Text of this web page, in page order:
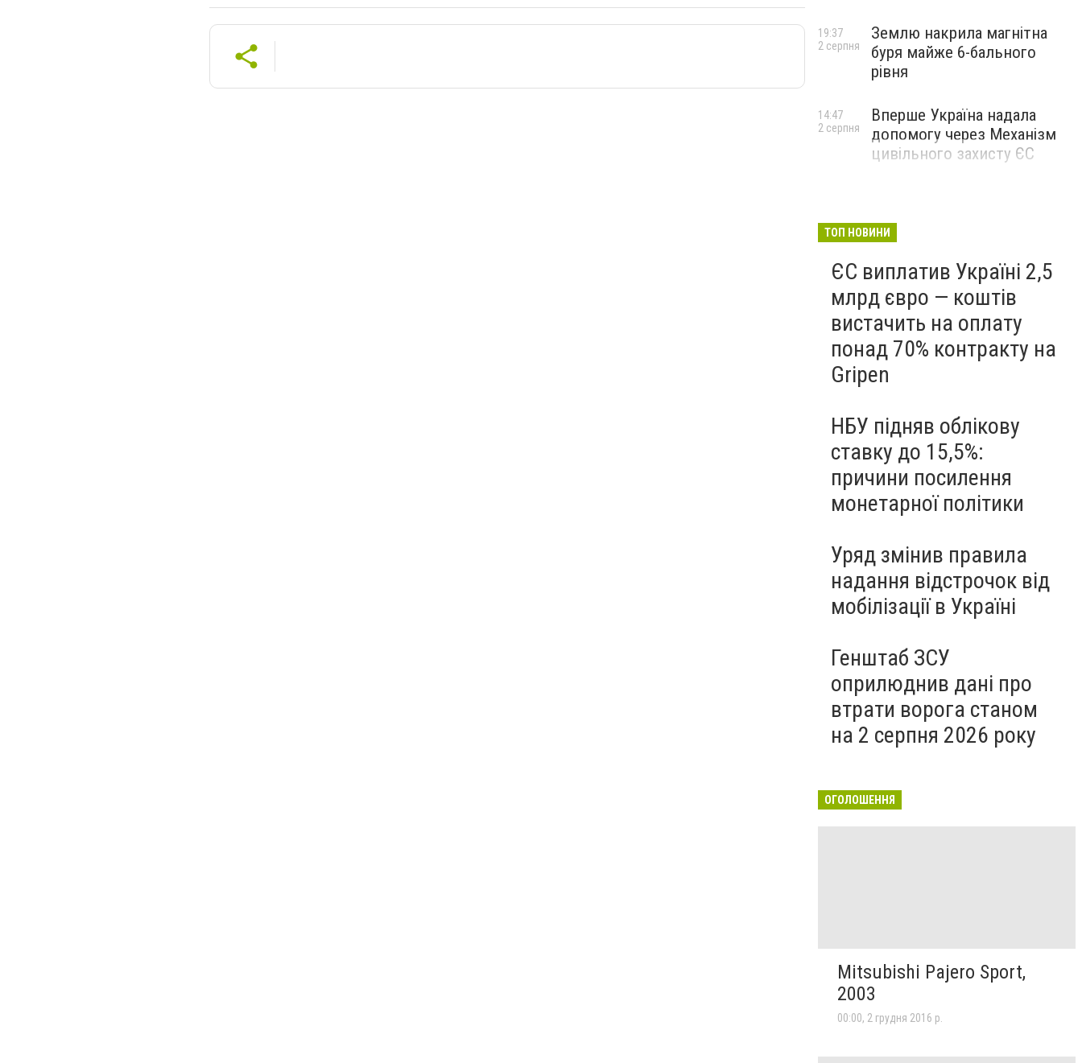
Землю накрила магнітна
буря майже 6-бального
рівня
19:37
2 серпня
Вперше Україна надала
допомогу через Механізм
цивільного захисту ЄС
14:47
2 серпня
ТОП НОВИНИ
ЄС виплатив Україні 2,5
млрд євро — коштів
вистачить на оплату
понад 70% контракту на
Gripen
НБУ підняв облікову
ставку до 15,5%:
причини посилення
монетарної політики
Уряд змінив правила
надання відстрочок від
мобілізації в Україні
Генштаб ЗСУ
оприлюднив дані про
втрати ворога станом
на 2 серпня 2026 року
ОГОЛОШЕННЯ
Mitsubishi Pajero Sport,
2003
00:00, 2 грудня 2016 р.